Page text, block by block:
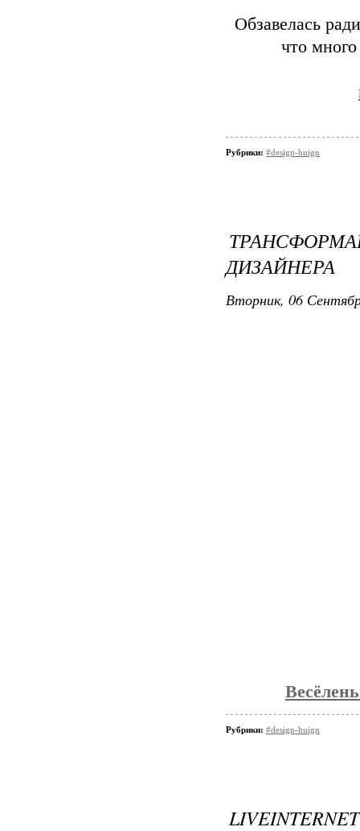
Обзавелась
что
Рубрики: #design-huign
ДИЗАЙНЕРА
Вторник, 06
Рубрики: #design-huign
LIVEINTERNET